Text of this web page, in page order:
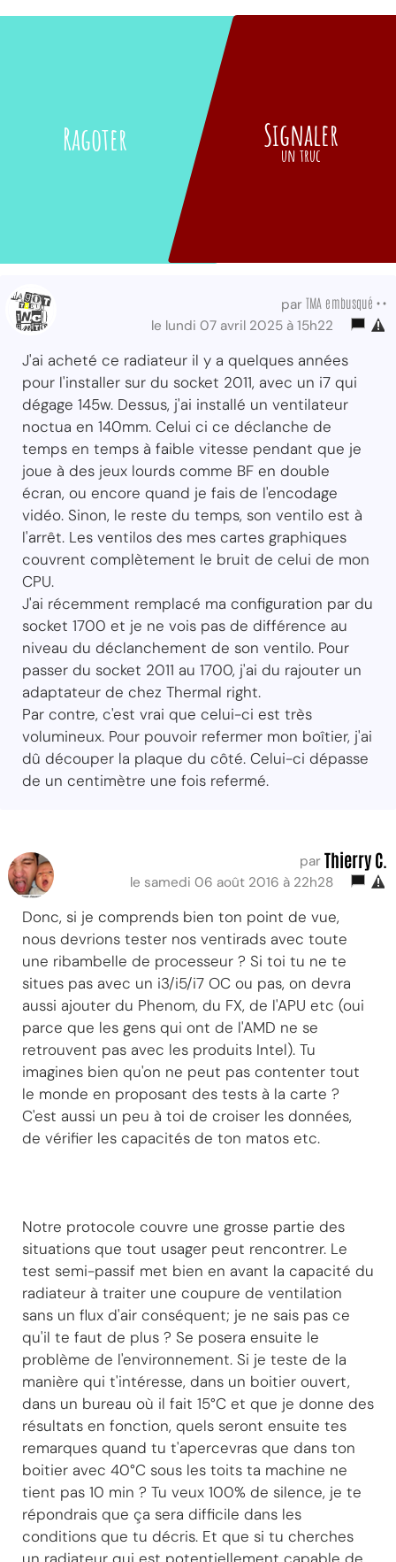
Ragoter Signaler
un truc
par TMA embusqué ••
le lundi 07 avril 2025 à 15h22
J'ai acheté ce radiateur il y a quelques années
pour l'installer sur du socket 2011, avec un i7 qui
dégage 145w. Dessus, j'ai installé un ventilateur
noctua en 140mm. Celui ci ce déclanche de
temps en temps à faible vitesse pendant que je
joue à des jeux lourds comme BF en double
écran, ou encore quand je fais de l'encodage
vidéo. Sinon, le reste du temps, son ventilo est à
l'arrêt. Les ventilos des mes cartes graphiques
couvrent complètement le bruit de celui de mon
CPU.
J'ai récemment remplacé ma configuration par du
socket 1700 et je ne vois pas de différence au
niveau du déclanchement de son ventilo. Pour
passer du socket 2011 au 1700, j'ai du rajouter un
adaptateur de chez Thermal right.
Par contre, c'est vrai que celui-ci est très
volumineux. Pour pouvoir refermer mon boîtier, j'ai
dû découper la plaque du côté. Celui-ci dépasse
de un centimètre une fois refermé.
par Thierry C.
le samedi 06 août 2016 à 22h28
Donc, si je comprends bien ton point de vue,
nous devrions tester nos ventirads avec toute
une ribambelle de processeur ? Si toi tu ne te
situes pas avec un i3/i5/i7 OC ou pas, on devra
aussi ajouter du Phenom, du FX, de l'APU etc (oui
parce que les gens qui ont de l'AMD ne se
retrouvent pas avec les produits Intel). Tu
imagines bien qu'on ne peut pas contenter tout
le monde en proposant des tests à la carte ?
C'est aussi un peu à toi de croiser les données,
de vérifier les capacités de ton matos etc.
Notre protocole couvre une grosse partie des
situations que tout usager peut rencontrer. Le
test semi-passif met bien en avant la capacité du
radiateur à traiter une coupure de ventilation
sans un flux d'air conséquent; je ne sais pas ce
qu'il te faut de plus ? Se posera ensuite le
problème de l'environnement. Si je teste de la
manière qui t'intéresse, dans un boitier ouvert,
dans un bureau où il fait 15°C et que je donne des
résultats en fonction, quels seront ensuite tes
remarques quand tu t'apercevras que dans ton
boitier avec 40°C sous les toits ta machine ne
tient pas 10 min ? Tu veux 100% de silence, je te
répondrais que ça sera difficile dans les
conditions que tu décris. Et que si tu cherches